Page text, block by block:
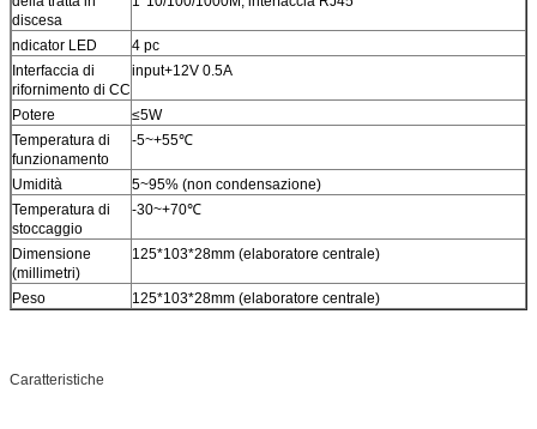
discesa
ndicator LED
4 pc
Interfaccia di
rifornimento di CC
input+12V 0.5A
Potere
≤5W
Temperatura di
funzionamento
-5~+55℃
Umidità
5~95% (non condensazione)
Temperatura di
stoccaggio
-30~+70℃
Dimensione
(millimetri)
125*103*28mm (elaboratore centrale)
Peso 125*103*28mm (elaboratore centrale)
Caratteristiche